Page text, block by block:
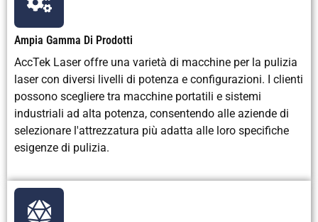
manutenzione
Rischio per la
sicurezza
Basso con
schermatura
adeguata
Rischio di
inalazione di
polveri
Consumo di
compressa
Ampia Gamma Di Prodotti
AccTek Laser offre una varietà di macchine per la pulizia
laser con diversi livelli di potenza e configurazioni. I clienti
possono scegliere tra macchine portatili e sistemi
industriali ad alta potenza, consentendo alle aziende di
selezionare l'attrezzatura più adatta alle loro specifiche
esigenze di pulizia.